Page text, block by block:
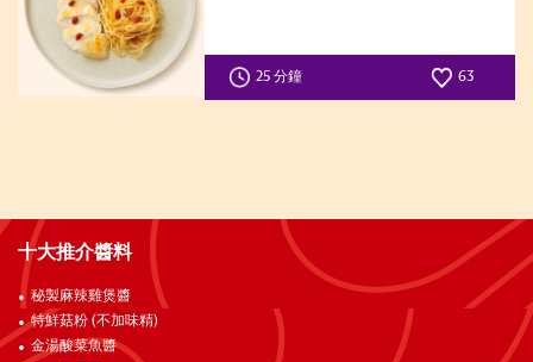
25 分鐘 63
十大推介醬料
秘製麻辣雞煲醬
特鮮菇粉 (不加味精)
金湯酸菜魚醬